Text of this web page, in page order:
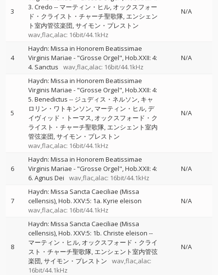
3
3. Credo -- マーティン・ヒル オックスフォー
ド・クライスト・チャーチ聖歌隊 エンシェン
ト室内管弦楽団 サイモン・プレストン
wav,flac,alac: 16bit/44.1kHz
N/A
4
Haydn: Missa in Honorem Beatissimae
Virginis Mariae - "Grosse Orgel", Hob.XXII: 4:
4. Sanctus
wav,flac,alac: 16bit/44.1kHz
N/A
5
Haydn: Missa in Honorem Beatissimae
Virginis Mariae - "Grosse Orgel", Hob.XXII: 4:
5. Benedictus -- ジュディス・ネルソン キャ
ロリン・ワトキンソン マーティン・ヒル デ
イヴィッド・トーマス オックスフォード・ク
ライスト・チャーチ聖歌隊 エンシェント室内
管弦楽団 サイモン・プレストン
wav,flac,alac: 16bit/44.1kHz
N/A
6
Haydn: Missa in Honorem Beatissimae
Virginis Mariae - "Grosse Orgel", Hob.XXII: 4:
6. Agnus Dei
wav,flac,alac: 16bit/44.1kHz
N/A
7
Haydn: Missa Sancta Caeciliae (Missa
cellensis), Hob. XXV:5: 1a. Kyrie eleison
wav,flac,alac: 16bit/44.1kHz
N/A
8
Haydn: Missa Sancta Caeciliae (Missa
cellensis), Hob. XXV:5: 1b. Christe eleison --
マーティン・ヒル オックスフォード・クライ
スト・チャーチ聖歌隊 エンシェント室内管弦
楽団 サイモン・プレストン
wav,flac,alac:
16bit/44.1kHz
N/A